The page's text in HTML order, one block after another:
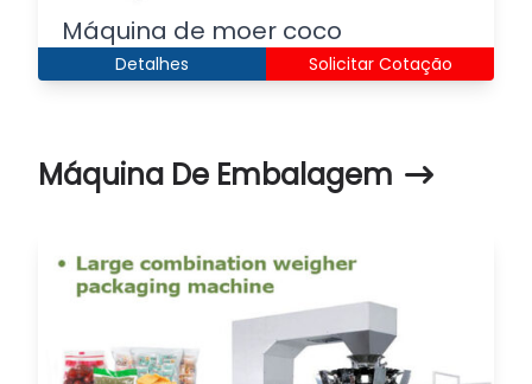
Máquina de moer coco
Detalhes Solicitar Cotação
Máquina De Embalagem